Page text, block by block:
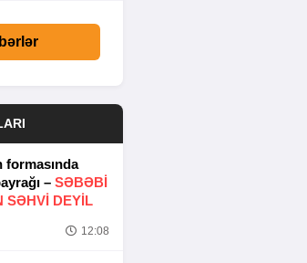
formasında
– SƏBƏBI
SƏHVI DEYIL
12:08